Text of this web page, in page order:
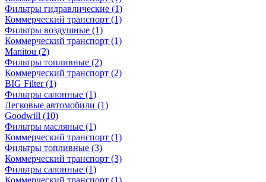
Фильтры гидравлические (1)
Коммерческий транспорт (1)
Фильтры воздушные (1)
Коммерческий транспорт (1)
Manitou (2)
Фильтры топливные (2)
Коммерческий транспорт (2)
BIG Filter(1)
Фильтры салонные (1)
Легковые автомобили (1)
Goodwill (10)
Фильтры масляные (1)
Коммерческий транспорт (1)
Фильтры топливные (3)
Коммерческий транспорт (3)
Фильтры салонные (1)